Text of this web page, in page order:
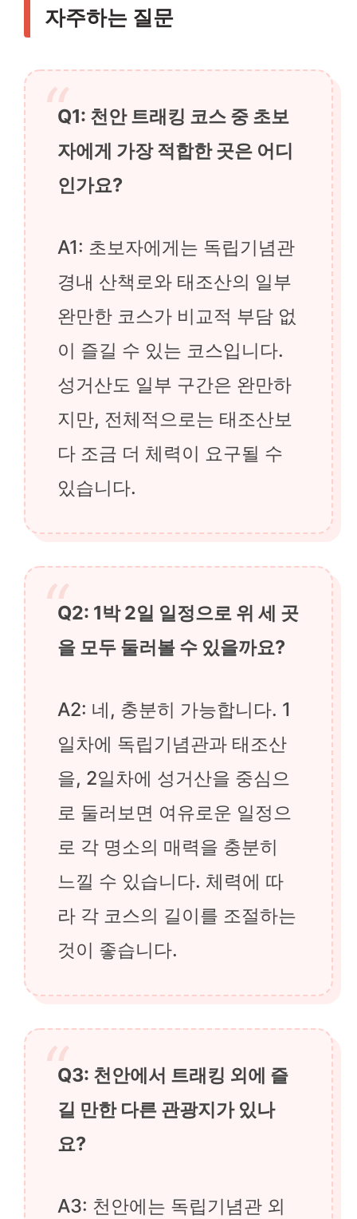
자주하는 질문
Q1: 천안 트래킹 코스 중 초보
자에게 가장 적합한 곳은 어디
인가요?
A1: 초보자에게는 독립기념관
경내 산책로와 태조산의 일부
완만한 코스가 비교적 부담 없
이 즐길 수 있는 코스입니다.
성거산도 일부 구간은 완만하
지만, 전체적으로는 태조산보
다 조금 더 체력이 요구될 수
있습니다.
Q2: 1박 2일 일정으로 위 세 곳
을 모두 둘러볼 수 있을까요?
A2: 네, 충분히 가능합니다. 1
일차에 독립기념관과 태조산
을, 2일차에 성거산을 중심으
로 둘러보면 여유로운 일정으
로 각 명소의 매력을 충분히
느낄 수 있습니다. 체력에 따
라 각 코스의 길이를 조절하는
것이 좋습니다.
Q3: 천안에서 트래킹 외에 즐
길 만한 다른 관광지가 있나
요?
A3: 천안에는 독립기념관 외